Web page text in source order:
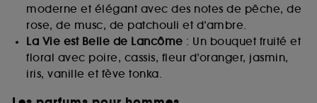
moderne et élégant avec des notes de pêche, de
rose, de musc, de patchouli et d’ambre.
La Vie est Belle de Lancôme : Un bouquet fruité et
floral avec poire, cassis, fleur d’oranger, jasmin,
iris, vanille et fève tonka.